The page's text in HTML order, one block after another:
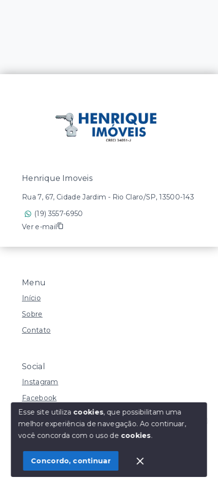
Olá! Estamos disponíveis para te ajudar.
Menu
Início
Sobre
Contato
Social
Instagram
Facebook
© Copyright 2026 - Henrique Imoveis - Todos os
SITE PARA IMOBILIARIA
Henrique Imoveis
Rua 7, 67, Cidade Jardim - Rio Claro/SP, 13500-143
(19) 3557-6950
Ver e-mail
Esse site utiliza cookies, que possibilitam uma
melhor experiência de navegação.Ao continuar,
você concorda com o uso de cookies.
Concordo, continuar